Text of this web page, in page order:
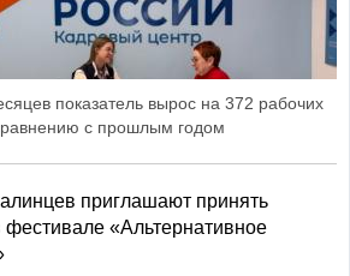
показатель вырос на 372 рабочих
с прошлым годом
приглашают принять
фестивале «Альтернативное